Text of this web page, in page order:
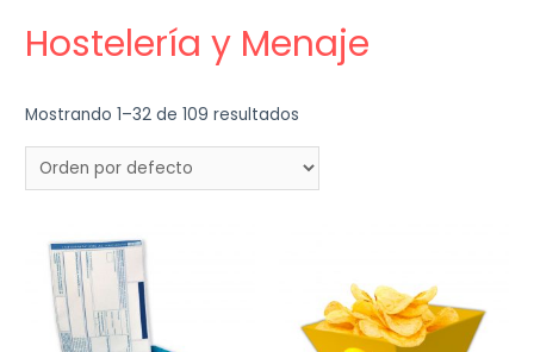
Hostelería y Menaje
Mostrando 1–32 de 109 resultados